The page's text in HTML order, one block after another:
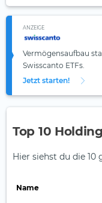
ANZEIGE
Vermögensaufbau
Swisscanto ETFs.
Jetzt starten!
Top 10
Hier siehst du die 10
Name